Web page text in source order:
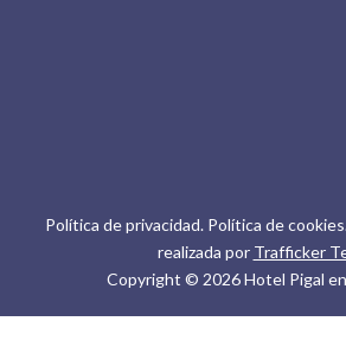
Política de privacidad. Política de
realizada por Trafficker
Copyright © 2026 Hotel Pigal